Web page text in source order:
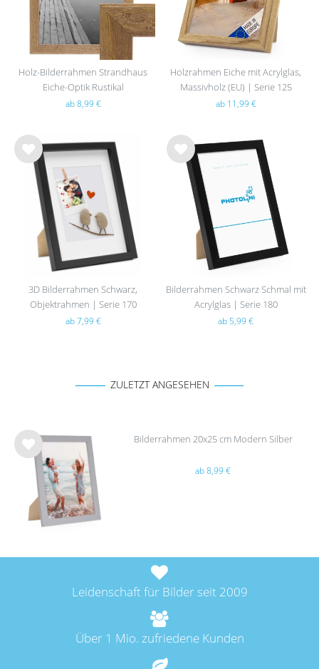
Holz-Bilderrahmen Strandhaus
Eiche-Optik Rustikal
ab 8,99 €
Holzrahmen Eiche mit Acrylglas,
Massivholz (EU) | Serie 125
ab 11,99 €
Wu
nsc
3D Bilderrahmen Schwarz,
Objektrahmen | Serie 170
ab 7,99 €
Wu
Bilderrahmen Schwarz Schmal mit
Acrylglas | Serie 180
ab 5,99 €
ZULETZT ANGESEHEN
Wu
nsc
hlist
Bilderrahmen 20x25 cm Modern Silber
ab 8,99 €
Leidenschaft für Bilder seit 2009
Über 1 Mio. zufriedene Kunden